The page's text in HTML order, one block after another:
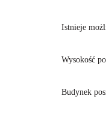
Istnieje
Wysokość
Budynek